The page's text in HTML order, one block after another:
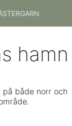
hamn
både norr och